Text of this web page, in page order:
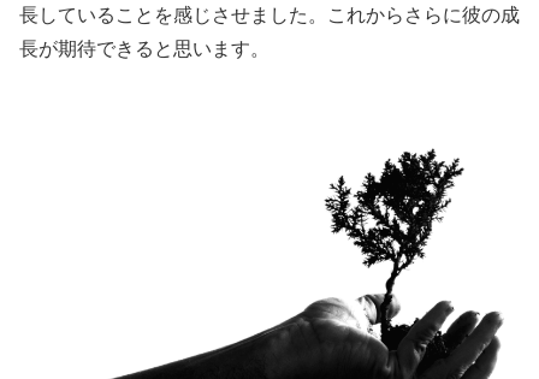
長していることを感じさせました。これからさらに彼の成
長が期待できると思います。